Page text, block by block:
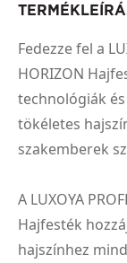
Fedezze fel a
HORIZON
technológiák
tökéletes
szakemberek
A LUXOYA
Hajfesték
hajszínhez